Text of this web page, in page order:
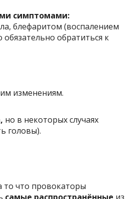
симптомами:
блефаритом (воспалением
обратиться к
изменениям.
но в некоторых случаях
головы).
то что провокаторы